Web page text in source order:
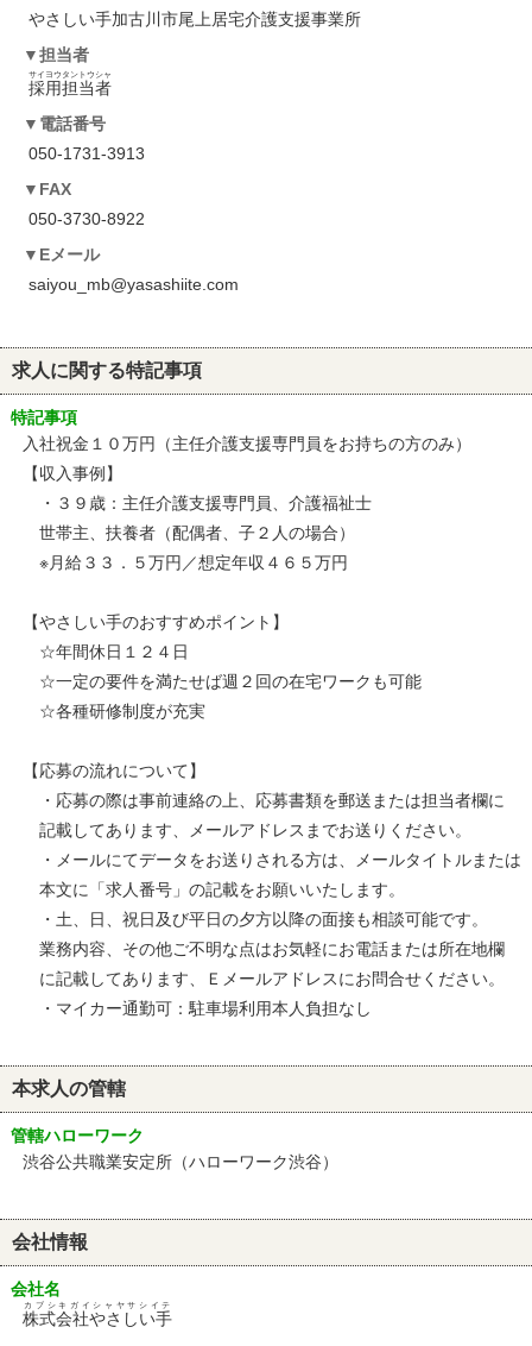
やさしい手加古川市尾上居宅介護支援事業所
担当者
採用担当者
サイヨウタントウシャ
電話番号
050-1731-3913
FAX
050-3730-8922
Eメール
saiyou_mb@yasashiite.com
求人に関する特記事項
特記事項
入社祝金１０万円（主任介護支援専門員をお持ちの方のみ）
【収入事例】
・３９歳：主任介護支援専門員、介護福祉士
世帯主、扶養者（配偶者、子２人の場合）
※月給３３．５万円／想定年収４６５万円
【やさしい手のおすすめポイント】
☆年間休日１２４日
☆一定の要件を満たせば週２回の在宅ワークも可能
☆各種研修制度が充実
【応募の流れについて】
・応募の際は事前連絡の上、応募書類を郵送または担当者欄に
記載してあります、メールアドレスまでお送りください。
・メールにてデータをお送りされる方は、メールタイトルまたは
本文に「求人番号」の記載をお願いいたします。
・土、日、祝日及び平日の夕方以降の面接も相談可能です。
業務内容、その他ご不明な点はお気軽にお電話または所在地欄
に記載してあります、Ｅメールアドレスにお問合せください。
・マイカー通勤可：駐車場利用本人負担なし
本求人の管轄
管轄ハローワーク
渋谷公共職業安定所（ハローワーク渋谷）
会社情報
会社名
株式会社やさしい手
カブシキガイシャヤサシイテ